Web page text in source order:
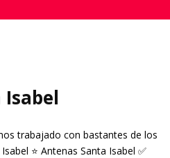
trabajado con bastantes de los
⭐ Antenas Santa Isabel ✅